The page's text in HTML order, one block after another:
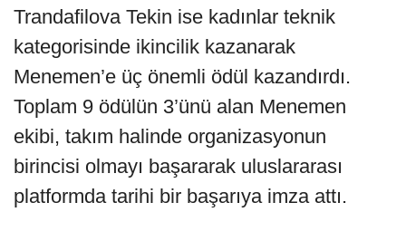
Trandafilova Tekin ise kadınlar teknik
kategorisinde ikincilik kazanarak
Menemen’e üç önemli ödül kazandırdı.
Toplam 9 ödülün 3’ünü alan Menemen
ekibi, takım halinde organizasyonun
birincisi olmayı başararak uluslararası
platformda tarihi bir başarıya imza attı.